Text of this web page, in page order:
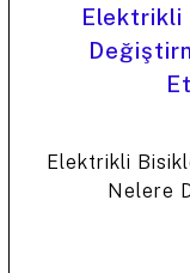
Elektrikli
Elektrikli
Nelere